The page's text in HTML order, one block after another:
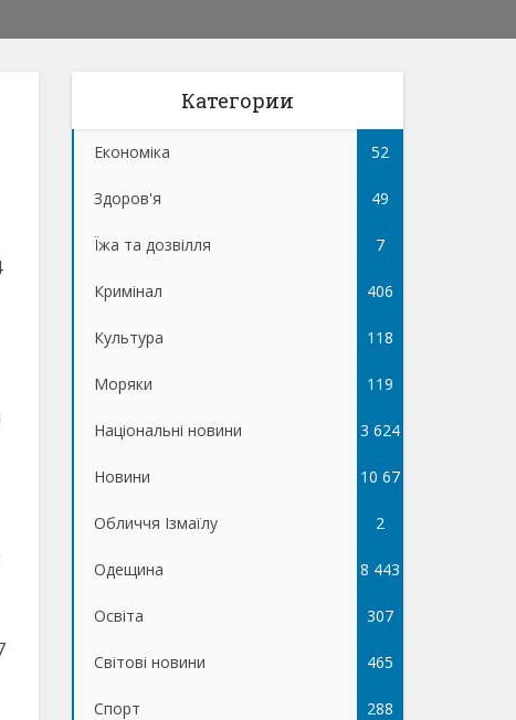
Категории
Економіка 52
Здоров'я 49
Їжа та дозвілля 7
Кримінал 406
Культура 118
Моряки 119
Національні новини 3 624
Новини 10 67
5
Обличчя Ізмаїлу 2
Одещина 8 443
Освіта 307
Світові новини 465
Спорт 288